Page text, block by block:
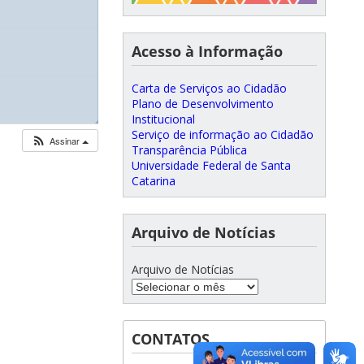
◢
Assinar
Acesso à Informação
Carta de Serviços ao Cidadão
Plano de Desenvolvimento
Institucional
Serviço de informação ao Cidadão
Transparência Pública
Universidade Federal de Santa
Catarina
Arquivo de Notícias
Arquivo de Notícias
CONTATOS